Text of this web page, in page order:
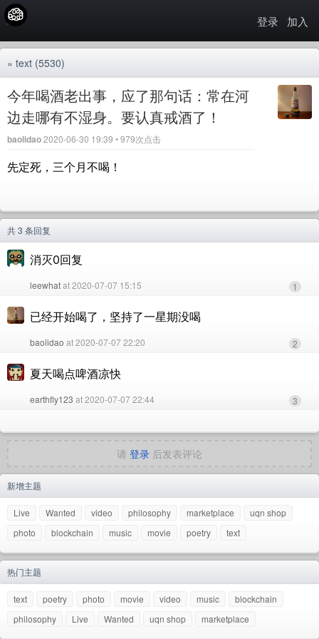
登录 加入
» text (5530)
今年喝酒老出事，应了那句话：常在河
边走哪有不湿身。要认真戒酒了！
baolidao2020-06-30 19:39 • 979次点击
先定死，三个月不喝！
共 3 条回复
消灭0回复
leewhatat 2020-07-07 15:15 1
已经开始喝了，坚持了一星期没喝
baolidao at 2020-07-07 22:20 2
夏天喝点啤酒凉快
earthfly123 at 2020-07-07 22:44 3
请 登录 后发表评论
新增主题
Live Wanted video philosophy marketplace
uqn shop
photo
blockchain music movie poetry text
热门主题
text poetry photo movie video music
blockchain
philosophy
Live Wanted uqn shop marketplace